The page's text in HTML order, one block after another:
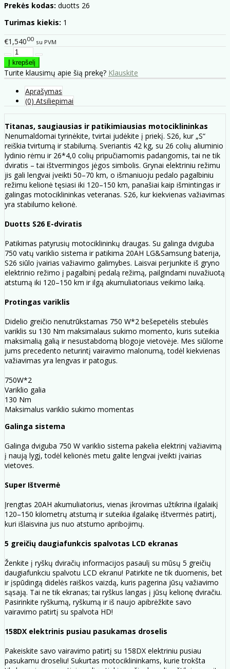
Prekės kodas: duotts 26
Turimas kiekis: 1
€1,54000 su PVM
Turite klausimų apie šią prekę? Klauskite
Aprašymas
(0) Atsiliepimai
Titanas, saugiausias ir patikimiausias motociklininkas
Nenumaldomai tyrinėkite, tvirtai judėkite į priekį. S26, kur „S“
reiškia tvirtumą ir stabilumą. Sveriantis 42 kg, su 26 colių aliuminio
lydinio rėmu ir 26*4,0 colių pripučiamomis padangomis, tai ne tik
dviratis – tai ištvermingos jėgos simbolis. Grynai elektriniu režimu
jis gali lengvai įveikti 50–70 km, o išmaniuoju pedalo pagalbiniu
režimu kelionė tęsiasi iki 120–150 km, panašiai kaip išmintingas ir
galingas motociklininkas veteranas. S26, kur kiekvienas važiavimas
yra stabilumo kelionė.
Duotts ​​S26 E-dviratis
Patikimas patyrusių motociklininkų draugas. Su galinga dviguba
750 vatų variklio sistema ir patikima 20AH LG&Samsung baterija,
S26 siūlo įvairias važiavimo galimybes. Laisvai perjunkite iš gryno
elektrinio režimo į pagalbinį pedalą režimą, pailgindami nuvažiuotą
atstumą iki 120–150 km ir ilgą akumuliatoriaus veikimo laiką.
Protingas variklis
Didelio greičio nenutrūkstamas 750 W*2 bešepetėlis stebulės
variklis su 130 Nm maksimalaus sukimo momento, kuris suteikia
maksimalią galią ir nesustabdomą blogoje vietovėje. Mes siūlome
jums precedento neturintį vairavimo malonumą, todėl kiekvienas
važiavimas yra lengvas ir patogus.
750W*2
Variklio galia
130 Nm
Maksimalus variklio sukimo momentas
Galinga sistema
Galinga dviguba 750 W variklio sistema pakelia elektrinį važiavimą
į naują lygį, todėl kelionės metu galite lengvai įveikti įvairias
vietoves.
Super Ištvermė
Įrengtas 20AH akumuliatorius, vienas įkrovimas užtikrina ilgalaikį
120–150 kilometrų atstumą ir suteikia ilgalaikę ištvermės patirtį,
kuri išlaisvina jus nuo atstumo apribojimų.
5 greičių daugiafunkcis spalvotas LCD ekranas
Ženkite į ryškų dviračių informacijos pasaulį su mūsų 5 greičių
daugiafunkciu spalvotu LCD ekranu! Patirkite ne tik duomenis, bet
ir įspūdingą didelės raiškos vaizdą, kuris pagerina jūsų važiavimo
sąsają. Tai ne tik ekranas; tai ryškus langas į jūsų kelionę dviračiu.
Pasirinkite ryškumą, ryškumą ir iš naujo apibrėžkite savo
vairavimo patirtį su spalvota HD!
158DX elektrinis pusiau pasukamas droselis
Pakeiskite savo vairavimo patirtį su 158DX elektriniu pusiau
pasukamu droseliu! Sukurtas motociklininkams, kurie trokšta